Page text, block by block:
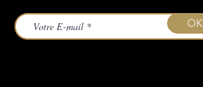
OK